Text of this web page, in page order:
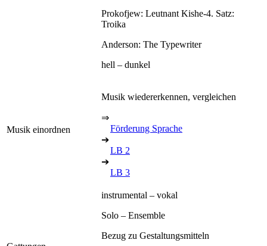
Prokofjew: Leutnant Kishe-4. Satz:
Troika
Anderson: The Typewriter
hell – dunkel
Musik einordnen
Musik wiedererkennen, vergleichen
⇒
Förderung Sprache
➔
LB 2
➔
LB 3
instrumental – vokal
Solo – Ensemble
Bezug zu Gestaltungsmitteln